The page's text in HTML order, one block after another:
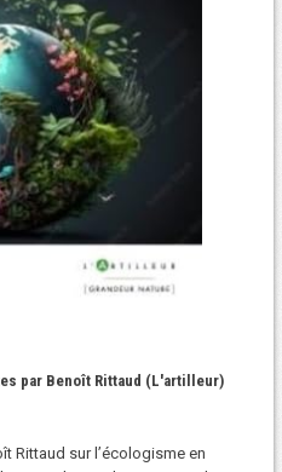
par Benoît Rittaud (L'artilleur)
Rittaud sur l’écologisme en